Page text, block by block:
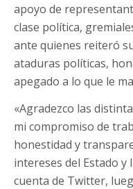
apoyo de
clase política,
ante quienes reiteró
ataduras políticas,
apegado a lo que le
«Agradezco las
mi compromiso de
honestidad y
intereses del Estado y
cuenta de Twitter,